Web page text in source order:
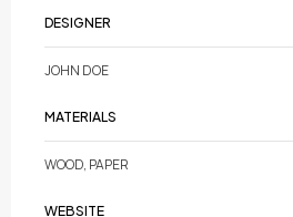
DESIGNER
JOHN DOE
MATERIALS
WOOD, PAPER
WEBSITE